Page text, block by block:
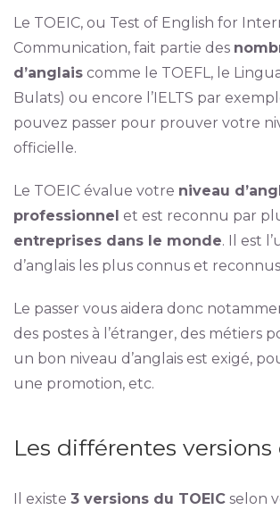
Le TOEIC, ou Test of English for
Communication, fait partie des
d’anglaiscomme le TOEFL, le
Bulats) ou encore l’IELTS par
pouvez passer pour prouver votre
officielle.
Le TOEIC évalue votre niveau
professionnel et est reconnu par
entreprises dans le monde. Il est
d’anglais les plus connus et
Le passer vous aidera donc
des postes à l’étranger, des métiers
un bon niveau d’anglais est exigé,
une promotion, etc.
Les différentes versions
Il existe 3 versions du TOEICselon